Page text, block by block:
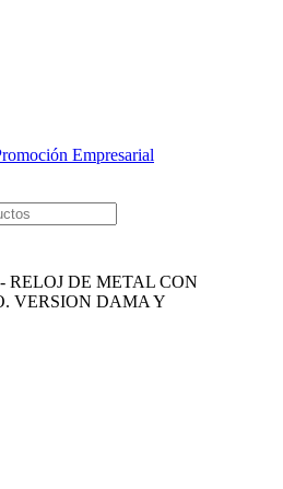
Empresarial
- RELOJ DE METAL CON
VERSION DAMA Y